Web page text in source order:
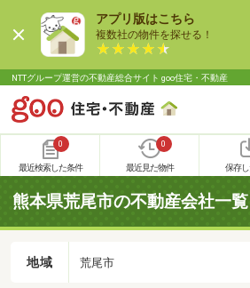
アプリ版はこちら
複数社の物件を探せる！
NTTグループ運営の不動産総合サイト goo住宅・不動産
0
最近検索した条件
0
最近見た物件 保存
熊本県荒尾市の不動産会社一覧
地域 荒尾市